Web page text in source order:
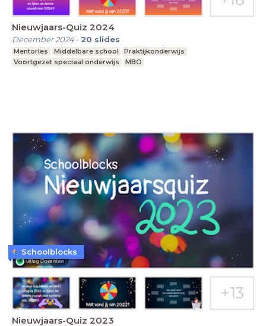
Nieuwjaars-Quiz 2024
December 2024- 20 slides
Mentorles Middelbare school
Praktijkonderwijs
Voortgezet speciaal onderwijs
MBO
Nieuwjaars-Quiz 2023
Schoolblocks